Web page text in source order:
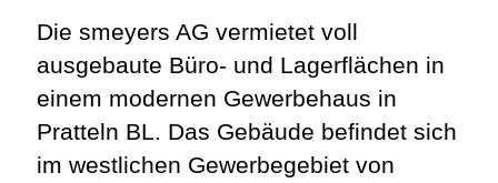
Die smeyers AG vermietet voll
ausgebaute Büro- und Lagerflächen in
einem modernen Gewerbehaus in
Pratteln BL. Das Gebäude befindet sich
im westlichen Gewerbegebiet von